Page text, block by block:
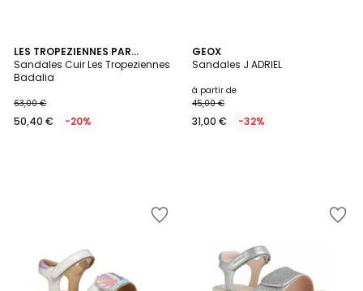
LES TROPEZIENNES PAR
M.BELARBI
Sandales Cuir Les Tropeziennes
Badalia
63,00 €
50,40 € -20%
GEOX
Sandales J ADRIEL
à partir de
45,00 €
31,00 € -32%